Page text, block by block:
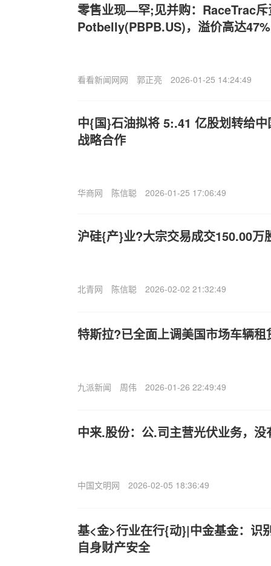
零售业现—罕;见并购：RaceTrac斥
Potbelly(PBPB.US)，溢价高达47%
看看新闻网网 郭正亮 2026-01-25 14:24:49
中{国}石油拟将 5:.41 亿股划转给
战略合作
华商网 陈信聪 2026-01-25 17:06:49
沪硅{产}业?大宗交易成交150.00万
北青网 陈信聪 2026-02-02 21:32:49
特斯拉?已全面上调美国市场车辆
九派新闻 周伟 2026-01-26 22:49:49
中来.股份：公.司主营光伏业务，
中国文明网 2026-02-05 18:36:49
基<金>行业在行{动}|中金基金：识
自身财产安全